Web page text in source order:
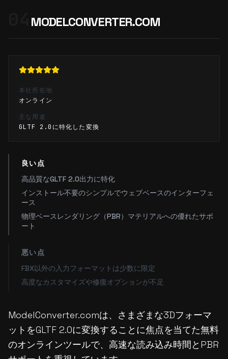
MODELCONVERTER.COM
本社所在地
オンライン
主な用途
GLTF 2.0に特化した変換
良い点
高品質なGLTF 2.0出力に特化
インストール不要のシンプルでウェブベースのインターフェ
ース
物理ベースレンダリング（PBR）マテリアルへの優れたサポ
ート
悪い点
FBX以外の入力フォーマットは少数に限定
高度なカスタマイズや修復オプションが不足
ModelConverter.comは、さまざまな3Dフォーマ
ットをGLTF 2.0に変換することに焦点を当てた無料
のオンラインツールで、高速な読み込み時間とPBR